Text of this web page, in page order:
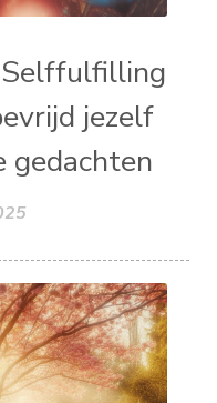
jezelf
gedachten